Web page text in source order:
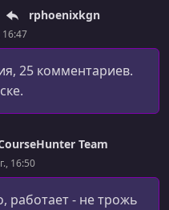
rphoenixkgn
25 комментариев.
Team
16:50
работает - не трожь